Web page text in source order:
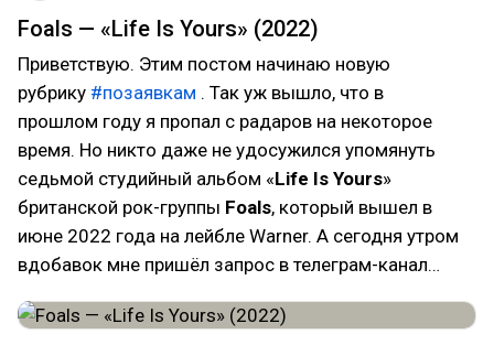
Foals — «Life Is Yours» (2022)
Приветствую. Этим постом начинаю новую
рубрику #позаявкам . Так уж вышло, что в
прошлом году я пропал с радаров на некоторое
время. Но никто даже не удосужился упомянуть
седьмой студийный альбом «Life Is Yours»
британской рок-группы Foals, который вышел в
июне 2022 года на лейбле Warner. А сегодня утром
вдобавок мне пришёл запрос в телеграм-канал…